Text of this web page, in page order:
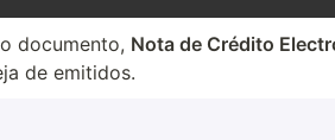
documento, Nota de Crédito
de emitidos.